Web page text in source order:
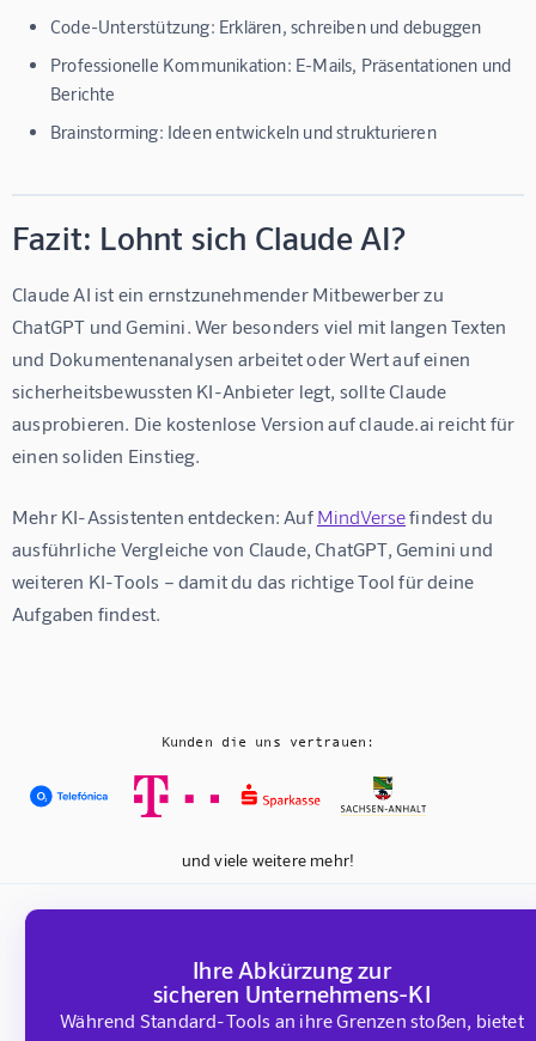
Code-Unterstützung: Erklären, schreiben und debuggen
Professionelle Kommunikation: E-Mails, Präsentationen und
Berichte
Brainstorming: Ideen entwickeln und strukturieren
Fazit: Lohnt sich Claude AI?
Claude AI ist ein ernstzunehmender Mitbewerber zu
ChatGPT und Gemini. Wer besonders viel mit langen Texten
und Dokumentenanalysen arbeitet oder Wert auf einen
sicherheitsbewussten KI-Anbieter legt, sollte Claude
ausprobieren. Die kostenlose Version auf claude.ai reicht für
einen soliden Einstieg.
Mehr KI-Assistenten entdecken: Auf MindVerse findest du
ausführliche Vergleiche von Claude, ChatGPT, Gemini und
weiteren KI-Tools – damit du das richtige Tool für deine
Aufgaben findest.
Kunden die uns vertrauen:
und viele weitere mehr!
Ihre Abkürzung zur
sicheren Unternehmens-KI
Während Standard-Tools an ihre Grenzen stoßen, bietet